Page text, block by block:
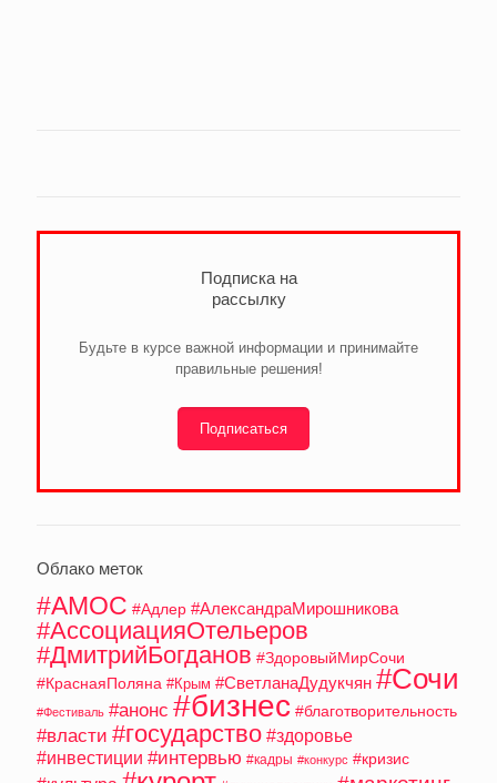
Подписка на
рассылку
Будьте в курсе важной информации и принимайте
правильные решения!
Подписаться
Облако меток
#АМОС #Адлер #АлександраМирошникова
#АссоциацияОтельеров
#ДмитрийБогданов #ЗдоровыйМирСочи
#КраснаяПоляна #Крым #СветланаДудукчян #Сочи
#Фестиваль #анонс #бизнес #благотворительность
#власти #государство #здоровье
#инвестиции #интервью #кадры #конкурс #кризис